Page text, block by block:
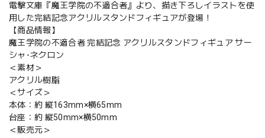
電撃文庫『魔王学院の不適合者』より、描き下ろしイラストを使
用した完結記念アクリルスタンドフィギュアが登場！
【商品情報】
魔王学院の不適合者 完結記念 アクリルスタンドフィギュア サー
シャ･ネクロン
＜素材＞
アクリル樹脂
＜サイズ＞
本体：約 縦163mm×横65mm
台座：約 縦50mm×横50mm
＜販売元＞